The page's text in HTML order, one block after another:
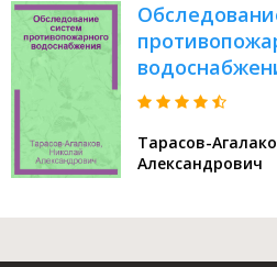
Тарасов-
Александрович